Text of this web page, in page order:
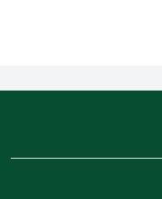
إلى الإشراف على
بكفاءة وفعالية.